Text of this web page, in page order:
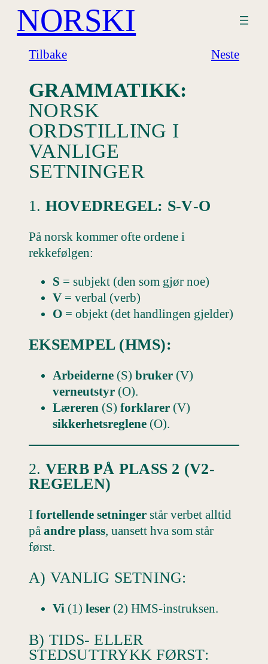
Hopp
NORSKI
Tilbake Neste
GRAMMATIKK:
NORSK
ORDSTILLING I
VANLIGE
SETNINGER
1. HOVEDREGEL: S‑V‑O
På norsk kommer ofte ordene i
rekkefølgen:
S = subjekt (den som gjør noe)
V = verbal (verb)
O = objekt (det handlingen gjelder)
EKSEMPEL (HMS):
Arbeiderne (S) bruker (V)
verneutstyr (O).
Læreren (S) forklarer (V)
sikkerhetsreglene (O).
2. VERB PÅ PLASS 2 (V2-
REGELEN)
I fortellende setninger står verbet alltid
på andre plass, uansett hva som står
først.
A) VANLIG SETNING:
Vi (1) leser (2) HMS-instruksen.
B) TIDS- ELLER
STEDSUTTRYKK FØRST: